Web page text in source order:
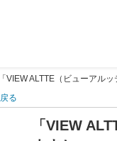
「VIEW ALTTE（ビューアル
戻る
「VIEW